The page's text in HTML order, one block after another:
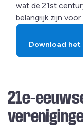
wat de 21st
belangrijk zijn voor
Download
21e-